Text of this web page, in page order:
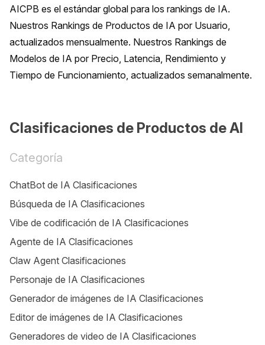
AICPB es el estándar global para los rankings de IA.
Nuestros Rankings de Productos de IA por Usuario,
actualizados mensualmente. Nuestros Rankings de
Modelos de IA por Precio, Latencia, Rendimiento y
Tiempo de Funcionamiento, actualizados semanalmente.
Clasificaciones de Productos de AI
Categoría
ChatBot de IA Clasificaciones
Búsqueda de IA Clasificaciones
Vibe de codificación de IA Clasificaciones
Agente de IA Clasificaciones
Claw Agent Clasificaciones
Personaje de IA Clasificaciones
Generador de imágenes de IA Clasificaciones
Editor de imágenes de IA Clasificaciones
Generadores de video de IA Clasificaciones